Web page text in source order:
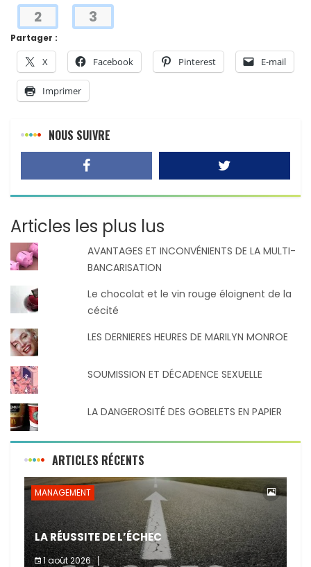
Partager :
X Facebook Pinterest E-mail
Imprimer
2 3
NOUS SUIVRE
Articles les plus lus
AVANTAGES ET INCONVÉNIENTS DE LA MULTI-
BANCARISATION
Le chocolat et le vin rouge éloignent de la
cécité
LES DERNIERES HEURES DE MARILYN MONROE
SOUMISSION ET DÉCADENCE SEXUELLE
LA DANGEROSITÉ DES GOBELETS EN PAPIER
ARTICLES RÉCENTS
MANAGEMENT
LA RÉUSSITE DE L’ÉCHEC
1 août 2026